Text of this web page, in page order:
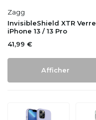
Zagg
InvisibleShield XTR Verre
iPhone 13 / 13 Pro
41,99 €
Afficher